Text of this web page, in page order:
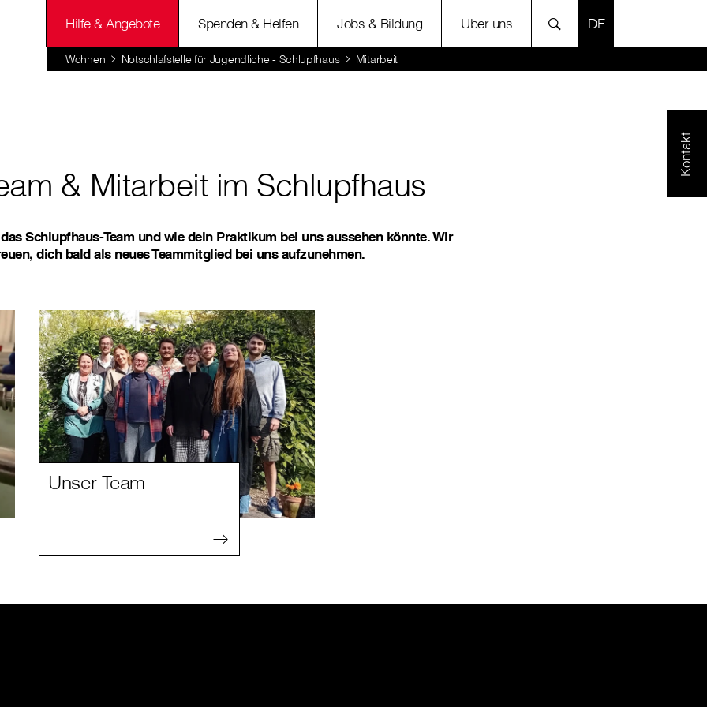
Hilfe & Angebote Spenden & Helfen Jobs & Bildung Über uns SPRACHE
Wohnen Notschlafstelle für Jugendliche - Schlupfhaus Mitarbeit
Kontakt
& Mitarbeit im Schlupfhaus
Schlupfhaus-Team und wie dein Praktikum bei uns aussehen könnte. Wir
dich bald als neues Teammitglied bei uns aufzunehmen.
Unser Team